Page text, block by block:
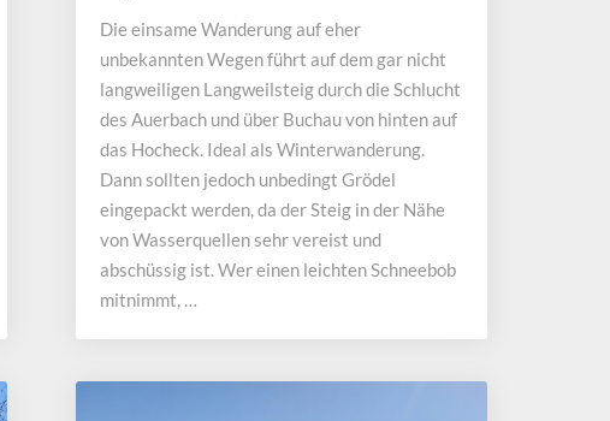
aufs
Hocheck
Die einsame Wanderung auf eher
unbekannten Wegen führt auf dem gar nicht
langweiligen Langweilsteig durch die Schlucht
des Auerbach und über Buchau von hinten auf
das Hocheck. Ideal als Winterwanderung.
Dann sollten jedoch unbedingt Grödel
eingepackt werden, da der Steig in der Nähe
von Wasserquellen sehr vereist und
abschüssig ist. Wer einen leichten Schneebob
mitnimmt, …